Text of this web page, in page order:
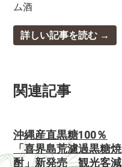
ム酒
詳しい記事を読む
関連記事
沖縄産直黒糖100％
「喜界島荒濾過黒糖焼
酎」新発売 観光客減